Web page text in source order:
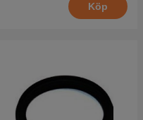
Köp